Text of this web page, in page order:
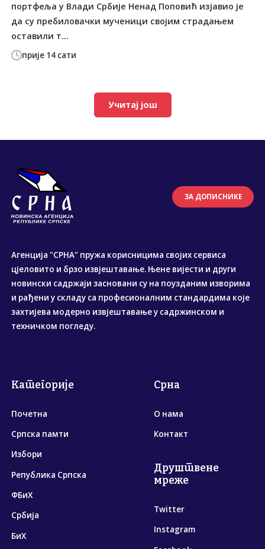
прије 14 сати
портфеља у Влади Србије Ненад Поповић изјавио је
да су пребиловачки мученици својим страдањем
оставили т...
Учитај још
ЗА ДОПИСНИКЕ
Агенција "СРНА" пружа корисницима својих сервиса
цјеловито и брзо извјештавање. Њене вијести и други
новински садржаји засновани су на поузданим изворима
и рађени у складу са професионалним стандардима које
захтијева модерно извјештавање у садржинском и
техничком погледу.
Категорије
Почетна
Српска памти
Избори
Република Српска
ФБиХ
Србија
БиХ
Срна
О нама
Контакт
Друштвене
мреже
Twitter
Instagram